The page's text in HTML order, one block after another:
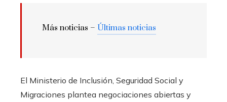
Más noticias – Últimas noticias
El Ministerio de Inclusión, Seguridad Social y
Migraciones plantea negociaciones abiertas y